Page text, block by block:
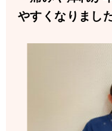
やすくなりまし